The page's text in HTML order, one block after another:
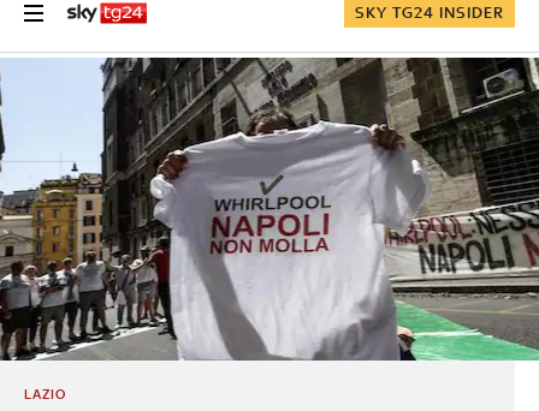
SKY TG24 INSIDER
LAZIO